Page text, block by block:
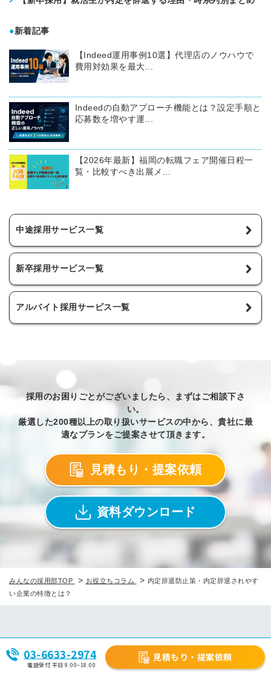
●新着記事
【Indeed運用事例10選】代理店のノウハウで
費用対効果を最大...
Indeedの自動アプローチ機能とは？設定手順と
応募数を増やす運...
【2026年最新】福岡の転職フェア開催日程一
覧・比較すべき出展メ...
中途採用サービス一覧
新卒採用サービス一覧
アルバイト採用サービス一覧
03-6633-2974
電話受付 平日 9:00~18:00
見積もり・提案依頼
採用のお困りごとがございましたら、まずはご相談下さ
い。
厳選した200種以上の取り扱いサービスの中から、貴社に最
適なプランをご提案させて頂きます。
見積もり・提案依頼
資料ダウンロード
みんなの採用部TOP > お役立ちコラム > 内定辞退防止策・内定辞退されやす
い企業の特徴とは？